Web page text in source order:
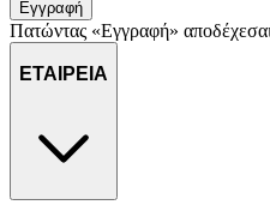
Εγγραφή
Πατώντας «Εγγραφή»
ΕΤΑΙΡΕΙΑ